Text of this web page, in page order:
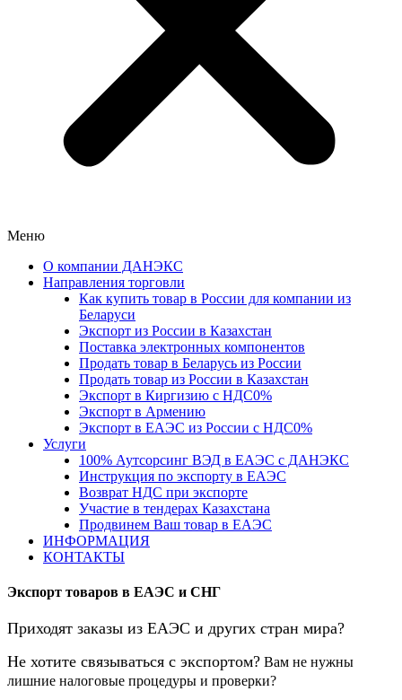
Меню
О компании ДАНЭКС
Направления торговли
Как купить товар в России для компании из
Беларуси
Экспорт из России в Казахстан
Поставка электронных компонентов
Продать товар в Беларусь из России
Продать товар из России в Казахстан
Экспорт в Киргизию с НДС0%
Экспорт в Армению
Экспорт в ЕАЭС из России с НДС0%
Услуги
100% Аутсорсинг ВЭД в ЕАЭС с ДАНЭКС
Инструкция по экспорту в ЕАЭС
Возврат НДС при экспорте
Участие в тендерах Казахстана
Продвинем Ваш товар в ЕАЭС
ИНФОРМАЦИЯ
КОНТАКТЫ
Экспорт товаров в ЕАЭС и СНГ
Приходят заказы из ЕАЭС и других стран мира?
Не хотите связываться с экспортом? Вам не нужны
лишние налоговые процедуры и проверки?